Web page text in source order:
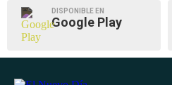
DISPONIBLE EN
Google Play